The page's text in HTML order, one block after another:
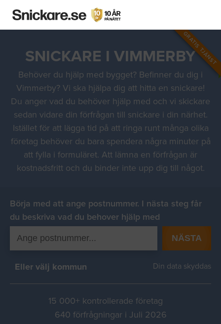
GRATIS TJÄNST
SNICKARE I VIMMERBY
Behöver du hjälp med bygget? Befinner du dig i
Vimmerby? Vi ska hjälpa dig att hitta en snickare!
Du anger vad du behöver hjälp med och vi skickare
sedan vidare din förfrågan till snickare i din närhet.
Istället för att lägga tid på att ringa runt många olika
företag behöver du bara spendera några minuter på
att fylla i formuläret. Att lämna en förfrågan är
kostnadsfritt och du binder inte upp dig till något.
Börja med att ange postnummer. I nästa steg får
du beskriva vad du behover hjälp med
NÄSTA
Eller välj kommun Din data skyddas
15 000+ kontrollerade företag
640 förfrågningar i Juli 2026